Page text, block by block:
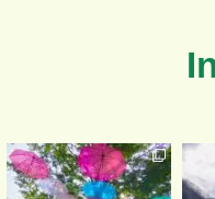
in長野
中学生ぶりの長野！！...
ま